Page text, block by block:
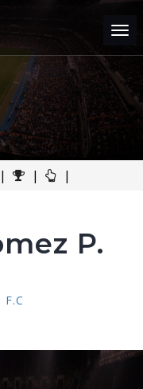
| | |
P.